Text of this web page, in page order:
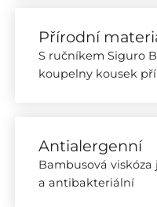
Přírodní
S ručníkem Siguro
koupelny kousek
Antialergenní
Bambusová
a antibakteriální